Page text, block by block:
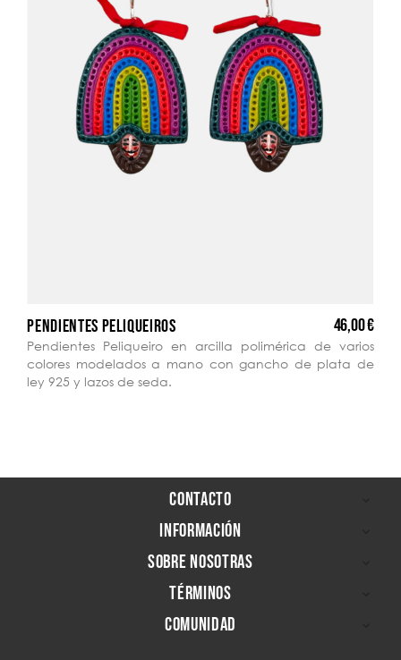
PENDIENTES PELIQUEIROS 46,00 €
Pendientes Peliqueiro en arcilla polimérica de varios
colores modelados a mano con gancho de plata de
ley 925 y lazos de seda.
CONTACTO
INFORMACIÓN
SOBRE NOSOTRAS
TÉRMINOS
COMUNIDAD